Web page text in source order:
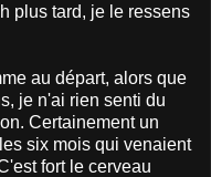
plus tard, je le ressens
au départ, alors que
je n'ai rien senti du
Certainement un
six mois qui venaient
fort le cerveau